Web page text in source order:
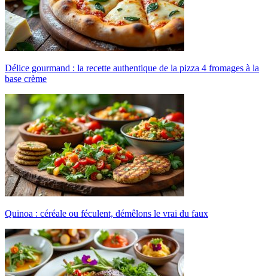
Délice gourmand : la recette authentique de la pizza 4 fromages à la
base crème
Quinoa : céréale ou féculent, démêlons le vrai du faux